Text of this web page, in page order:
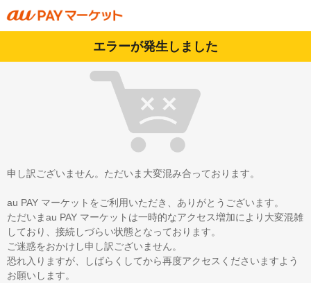
エラーが発生しました
申し訳ございません。ただいま大変混み合っております。
au PAY マーケットをご利用いただき、ありがとうございます。
ただいまau PAY マーケットは一時的なアクセス増加により大変混雑
しており、接続しづらい状態となっております。
ご迷惑をおかけし申し訳ございません。
恐れ入りますが、しばらくしてから再度アクセスくださいますよう
お願いします。